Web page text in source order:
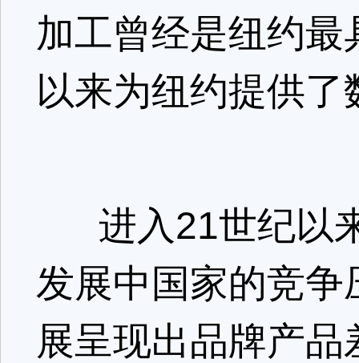
加工曾经是纽约
以来为纽约提供
进入21世纪以
发展中国家的竞
展呈现出品牌产